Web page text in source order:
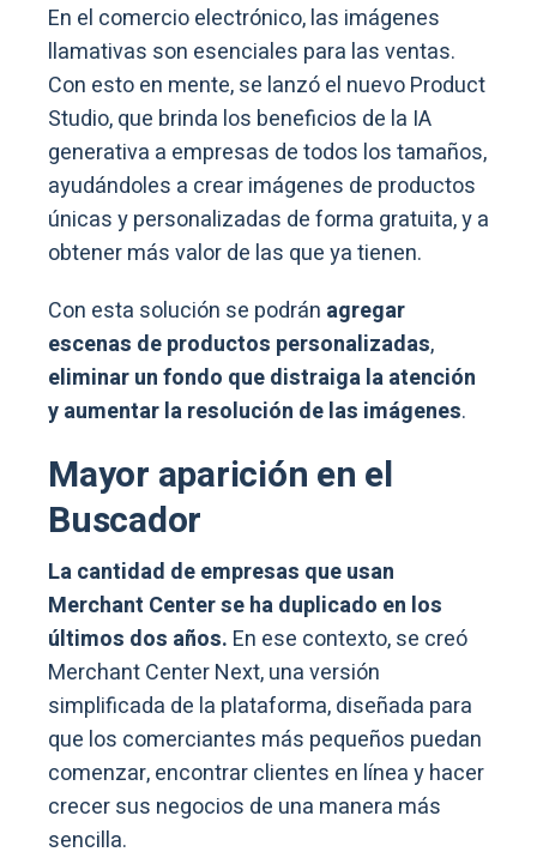
En el comercio electrónico, las imágenes
llamativas son esenciales para las ventas.
Con esto en mente, se lanzó el nuevo Product
Studio, que brinda los beneficios de la IA
generativa a empresas de todos los tamaños,
ayudándoles a crear imágenes de productos
únicas y personalizadas de forma gratuita, y a
obtener más valor de las que ya tienen.
Con esta solución se podrán agregar
escenas de productos personalizadas,
eliminar un fondo que distraiga la atención
y aumentar la resolución de las imágenes.
Mayor aparición en el
Buscador
La cantidad de empresas que usan
Merchant Center se ha duplicado en los
últimos dos años. En ese contexto, se creó
Merchant Center Next, una versión
simplificada de la plataforma, diseñada para
que los comerciantes más pequeños puedan
comenzar, encontrar clientes en línea y hacer
crecer sus negocios de una manera más
sencilla.